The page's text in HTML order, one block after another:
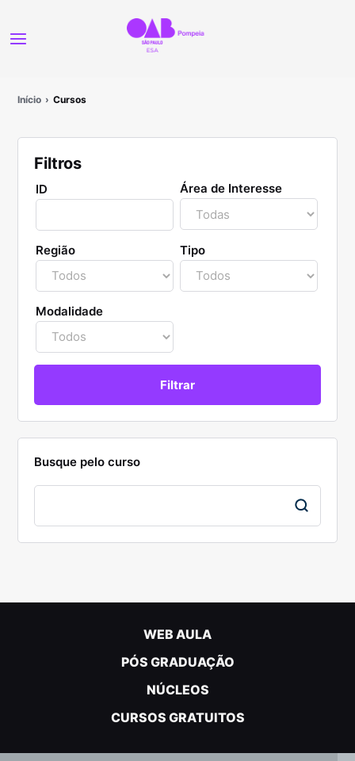
Início Cursos
Filtros
ID Área de Interesse
Região Tipo
Modalidade
Busque pelo curso
WEB AULA
PÓS GRADUAÇÃO
NÚCLEOS
CURSOS GRATUITOS